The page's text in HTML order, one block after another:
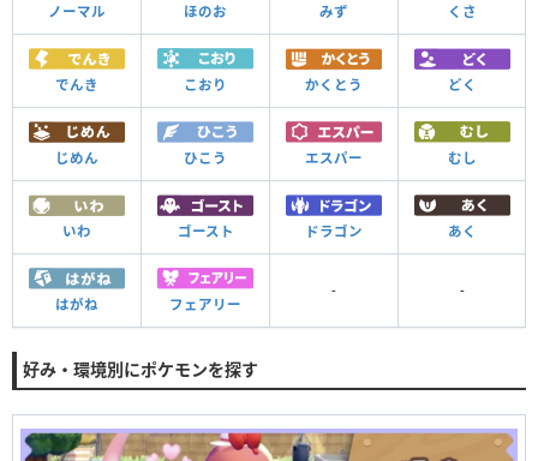
ノーマル ほのお みず くさ
でんき こおり かくとう どく
じめん ひこう エスパー むし
いわ ゴースト ドラゴン あく
はがね フェアリー
- -
好み・環境別にポケモンを探す